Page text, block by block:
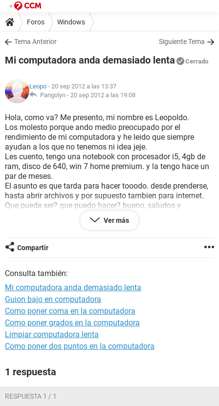
Foros Windows
Tema Anterior Siguiente Tema
Mi computadora anda demasiado lenta Cerrado
Leopo - 20 sep 2012 a las 13:37
Pangolyn - 20 sep 2012 a las 19:08
Hola, como va? Me presento, mi nombre es Leopoldo.
Los molesto porque ando medio preocupado por el
rendimiento de mi computadora y he leido que siempre
ayudan a los que no tenemos ni idea jeje.
Les cuento, tengo una notebook con procesador i5, 4gb de
ram, disco de 640, win 7 home premium. y la tengo hace un
par de meses.
El asunto es que tarda para hacer tooodo. desde prenderse,
hasta abrir archivos y por supuesto tambien para internet.
Que puede ser? que puedo hacer? bueno, saludos y
agradecería sus respuestas.
Ah, lo puse en categoria soft porque no sabia donde ponerlo.
Ver más
Compartir
Consulta también:
Mi computadora anda demasiado lenta
Guion bajo en computadora
Como poner coma en la computadora
Como poner grados en la computadora
Limpiar computadora lenta
Como poner dos puntos en la computadora
1 respuesta
RESPUESTA 1 / 1